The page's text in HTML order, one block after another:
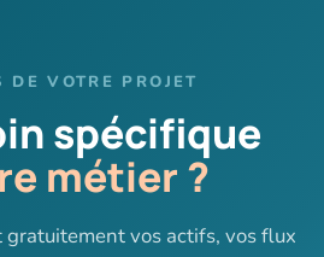
DE VOTRE PROJET
spécifique
métier ?
vos actifs, vos flux